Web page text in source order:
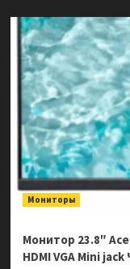
Мониторы
Монитор 23.8″
HDMI VGA Mini